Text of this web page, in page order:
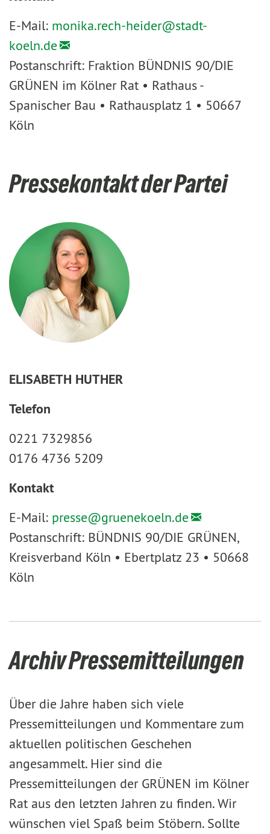
E-Mail: monika.rech-heider@stadt-
koeln.de
Postanschrift: Fraktion BÜNDNIS 90/DIE
GRÜNEN im Kölner Rat • Rathaus -
Spanischer Bau • Rathausplatz 1 • 50667
Köln
Pressekontakt der Partei
ELISABETH HUTHER
Telefon
0221 7329856
0176 4736 5209
Kontakt
E-Mail: presse@gruenekoeln.de
Postanschrift: BÜNDNIS 90/DIE GRÜNEN,
Kreisverband Köln • Ebertplatz 23 • 50668
Köln
Archiv Pressemitteilungen
Über die Jahre haben sich viele
Pressemitteilungen und Kommentare zum
aktuellen politischen Geschehen
angesammelt. Hier sind die
Pressemitteilungen der GRÜNEN im Kölner
Rat aus den letzten Jahren zu finden. Wir
wünschen viel Spaß beim Stöbern. Sollte